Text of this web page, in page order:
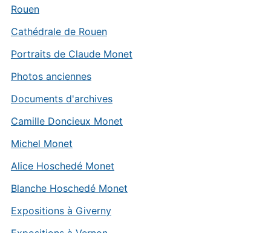
Rouen
Cathédrale de Rouen
Portraits de Claude Monet
Photos anciennes
Documents d'archives
Camille Doncieux Monet
Michel Monet
Alice Hoschedé Monet
Blanche Hoschedé Monet
Expositions à Giverny